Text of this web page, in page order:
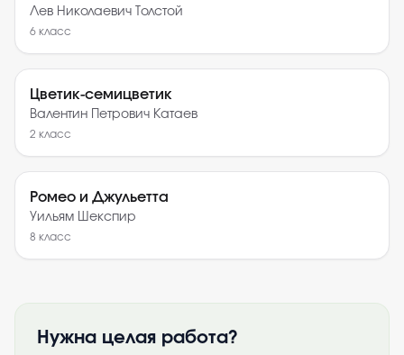
Лев Николаевич Толстой
6 класс
Цветик-семицветик
Валентин Петрович Катаев
2 класс
Ромео и Джульетта
Уильям Шекспир
8 класс
Нужна целая работа?